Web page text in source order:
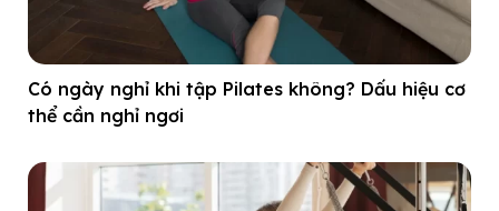
Có ngày nghỉ khi tập Pilates không? Dấu hiệu cơ
thể cần nghỉ ngơi